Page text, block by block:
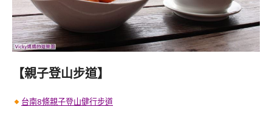
【親子登山步道】
台南8條親子登山健行步道